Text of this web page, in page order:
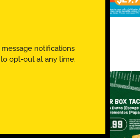
notifications
opt-out at any time.